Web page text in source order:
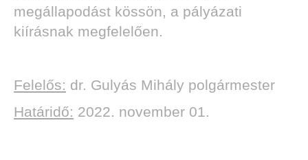
megállapodást kössön, a pályázati
kiírásnak megfelelően.
Felelős: dr. Gulyás Mihály polgármester
Határidő: 2022. november 01.